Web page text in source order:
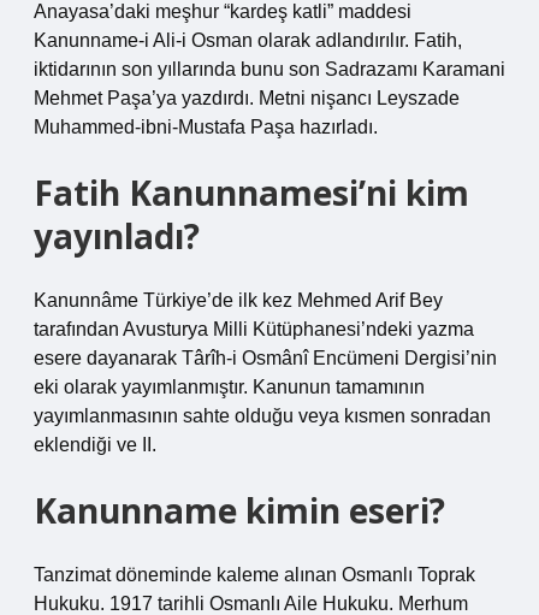
Anayasa’daki meşhur “kardeş katli” maddesi
Kanunname-i Ali-i Osman olarak adlandırılır. Fatih,
iktidarının son yıllarında bunu son Sadrazamı Karamani
Mehmet Paşa’ya yazdırdı. Metni nişancı Leyszade
Muhammed-ibni-Mustafa Paşa hazırladı.
Fatih Kanunnamesi’ni kim
yayınladı?
Kanunnâme Türkiye’de ilk kez Mehmed Arif Bey
tarafından Avusturya Milli Kütüphanesi’ndeki yazma
esere dayanarak Târîh-i Osmânî Encümeni Dergisi’nin
eki olarak yayımlanmıştır. Kanunun tamamının
yayımlanmasının sahte olduğu veya kısmen sonradan
eklendiği ve II.
Kanunname kimin eseri?
Tanzimat döneminde kaleme alınan Osmanlı Toprak
Hukuku. 1917 tarihli Osmanlı Aile Hukuku. Merhum